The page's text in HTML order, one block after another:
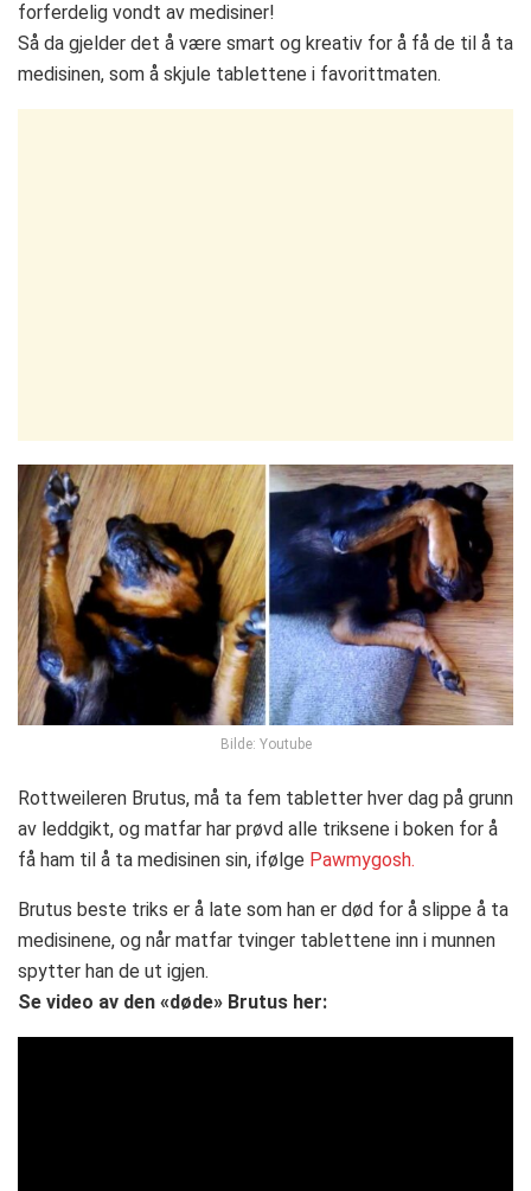
forferdelig vondt av medisiner!
Så da gjelder det å være smart og kreativ for å få de til å ta
medisinen, som å skjule tablettene i favorittmaten.
Bilde: Youtube
Rottweileren Brutus, må ta fem tabletter hver dag på grunn
av leddgikt, og matfar har prøvd alle triksene i boken for å
få ham til å ta medisinen sin, ifølge Pawmygosh.
Brutus beste triks er å late som han er død for å slippe å ta
medisinene, og når matfar tvinger tablettene inn i munnen
spytter han de ut igjen.
Se video av den «døde» Brutus her: